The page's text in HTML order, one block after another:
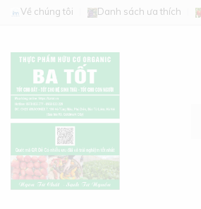
Về chúng tôi Danh sách ưa thích